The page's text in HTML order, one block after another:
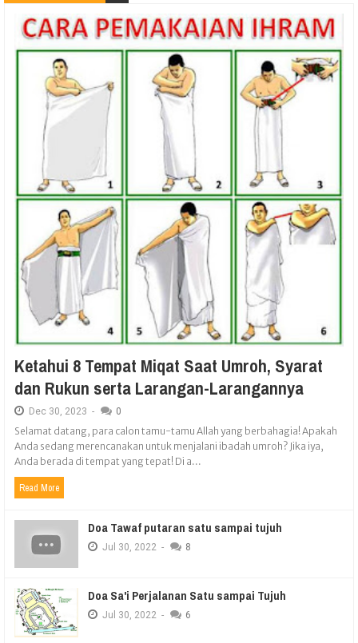
Ketahui 8 Tempat Miqat Saat Umroh, Syarat
dan Rukun serta Larangan-Larangannya
Dec 30, 2023 - 0
Selamat datang, para calon tamu-tamu Allah yang berbahagia! Apakah
Anda sedang merencanakan untuk menjalani ibadah umroh? Jika iya,
Anda berada di tempat yang tepat! Di a...
Read More
Doa Tawaf putaran satu sampai tujuh
Jul 30, 2022 - 8
Doa Sa'i Perjalanan Satu sampai Tujuh
Jul 30, 2022 - 6